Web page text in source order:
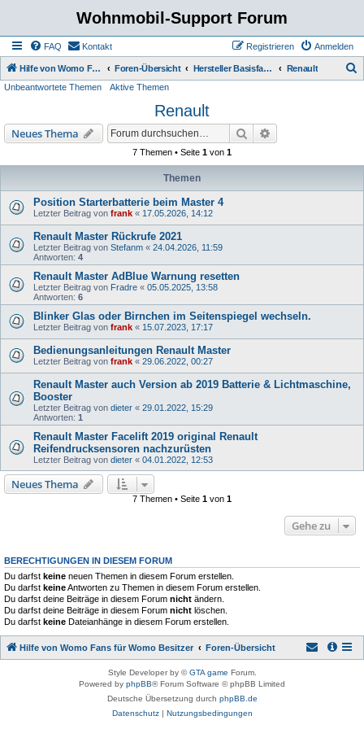
Wohnmobil-Support Forum
FAQ Kontakt Anmelden
Registrieren
Hilfe von Womo Fans für Womo Besitzer Foren-Übersicht Hersteller Basisfahrzeuge Renault
Unbeantwortete Themen Aktive Themen
Renault
Neues Thema Suche
7 Themen • Seite 1 von 1
Themen
Position Starterbatterie beim Master 4
Letzter Beitrag von frank « 17.05.2026, 14:12
Renault Master Rückrufe 2021
Letzter Beitrag von Stefanm « 24.04.2026, 11:59
Antworten: 4
Renault Master AdBlue Warnung resetten
Letzter Beitrag von Fradre « 05.05.2025, 13:58
Antworten: 6
Blinker Glas oder Birnchen im Seitenspiegel wechseln.
Letzter Beitrag von frank « 15.07.2023, 17:17
Bedienungsanleitungen Renault Master
Letzter Beitrag von frank « 29.06.2022, 00:27
Renault Master auch Version ab 2019 Batterie & Lichtmaschine,
Booster
Letzter Beitrag von dieter « 29.01.2022, 15:29
Antworten: 1
Renault Master Facelift 2019 original Renault
Reifendrucksensoren nachzurüsten
Letzter Beitrag von dieter « 04.01.2022, 12:53
Neues Thema
7 Themen • Seite 1 von 1
Gehe zu
BERECHTIGUNGEN IN DIESEM FORUM
Du darfst keine neuen Themen in diesem Forum erstellen.
Du darfst keineAntworten zu Themen in diesem Forum erstellen.
Du darfst deine Beiträge in diesem Forum nicht ändern.
Du darfst deine Beiträge in diesem Forum nicht löschen.
Du darfst keine Dateianhänge in diesem Forum erstellen.
Hilfe von Womo Fans für Womo Besitzer Foren-Übersicht
Style Developer by ©GTA game Forum.
Powered by phpBB® Forum Software © phpBB Limited
Deutsche Übersetzung durch phpBB.de
Datenschutz| Nutzungsbedingungen